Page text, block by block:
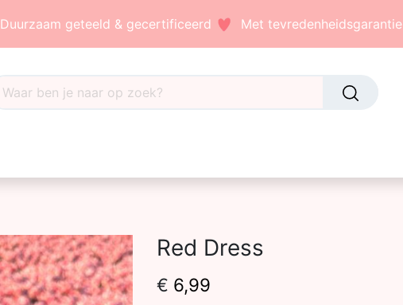
Duurzaam geteeld & gecertificeerd Met tevredenheidsgarantie
Red Dress
€ 6,99